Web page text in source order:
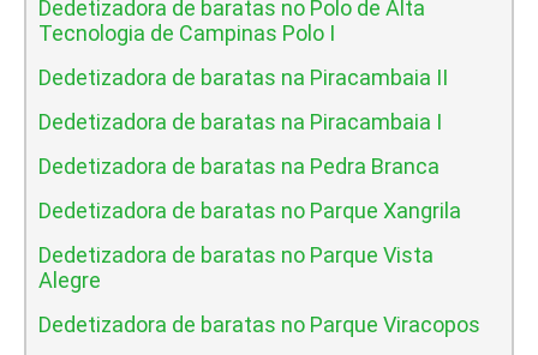
Dedetizadora de baratas no Polo de Alta
Tecnologia de Campinas Polo I
Dedetizadora de baratas na Piracambaia II
Dedetizadora de baratas na Piracambaia I
Dedetizadora de baratas na Pedra Branca
Dedetizadora de baratas no Parque Xangrila
Dedetizadora de baratas no Parque Vista
Alegre
Dedetizadora de baratas no Parque Viracopos